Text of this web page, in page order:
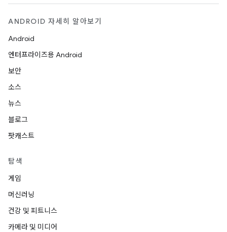
ANDROID 자세히 알아보기
Android
엔터프라이즈용 Android
보안
소스
뉴스
블로그
팟캐스트
탐색
게임
머신러닝
건강 및 피트니스
카메라 및 미디어